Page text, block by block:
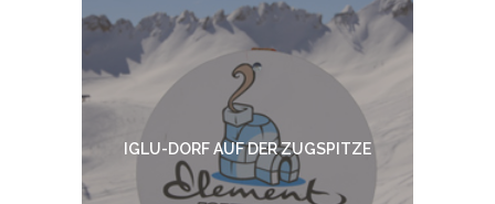
IGLU-DORF AUF DER ZUGSPITZE